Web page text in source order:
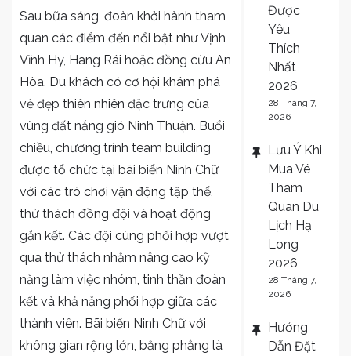
Sau bữa sáng, đoàn khởi hành tham
quan các điểm đến nổi bật như Vịnh
Vĩnh Hy, Hang Rái hoặc đồng cừu An
Hòa. Du khách có cơ hội khám phá
vẻ đẹp thiên nhiên đặc trưng của
vùng đất nắng gió Ninh Thuận. Buổi
chiều, chương trình team building
được tổ chức tại bãi biển Ninh Chữ
với các trò chơi vận động tập thể,
thử thách đồng đội và hoạt động
gắn kết. Các đội cùng phối hợp vượt
qua thử thách nhằm nâng cao kỹ
năng làm việc nhóm, tinh thần đoàn
kết và khả năng phối hợp giữa các
thành viên. Bãi biển Ninh Chữ với
không gian rộng lớn, bằng phẳng là
Được
Yêu
Thích
Nhất
2026
28 Tháng 7,
2026
Lưu Ý Khi
Mua Vé
Tham
Quan Du
Lịch Hạ
Long
2026
28 Tháng 7,
2026
Hướng
Dẫn Đặt